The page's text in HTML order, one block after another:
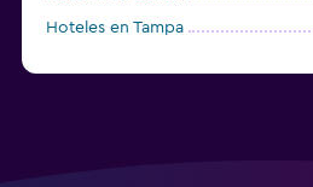
Hoteles en Tampa